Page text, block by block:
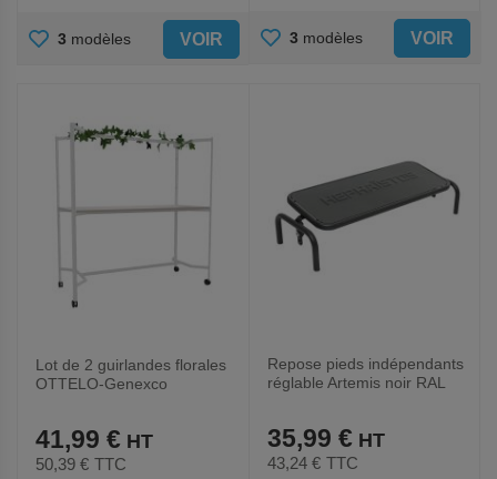
AJOUTER
3 modèles VOIR AJOUTER
3 modèles VOIR
Lot de 2 guirlandes florales
OTTELO-Genexco
41,99 €
50,39 € TTC
Repose pieds indépendants
réglable Artemis noir RAL
35,99 €
43,24 € TTC